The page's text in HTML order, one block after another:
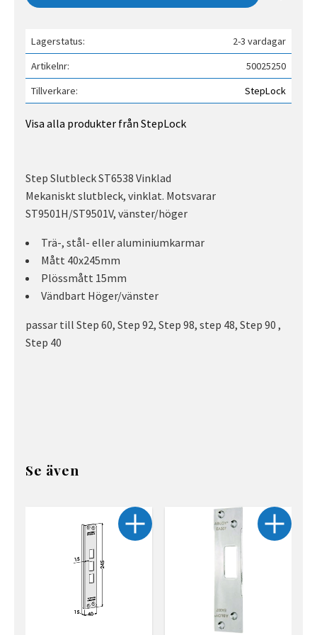
Lagerstatus
2-3 vardagar
Artikelnr
50025250
Tillverkare
StepLock
Visa alla produkter från StepLock
Step Slutbleck ST6538 Vinklad
Mekaniskt slutbleck, vinklat. Motsvarar
ST9501H/ST9501V, vänster/höger
Trä-, stål- eller aluminiumkarmar
Mått 40x245mm
Plössmått 15mm
Vändbart Höger/vänster
passar till Step 60, Step 92, Step 98, step 48, Step 90 ,
Step 40
Se även